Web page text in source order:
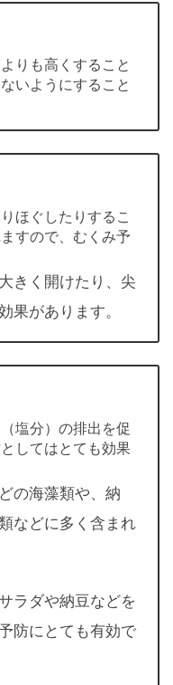
りも高くすること
いようにすること
ほぐしたりするこ
すので、むくみ予
きく開けたり、尖
果があります。
塩分）の排出を促
してはとても効果
の海藻類や、納
などに多く含まれ
ラダや納豆などを
防にとても有効で